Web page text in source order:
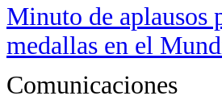
Minuto de aplausos
medallas en el
Comunicaciones